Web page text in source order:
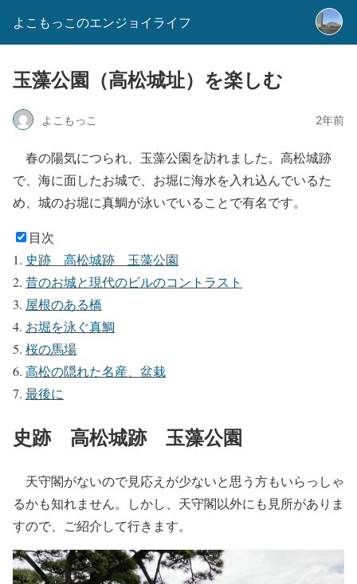
よこもっこのエンジョイライフ
玉藻公園（高松城址）を楽しむ
よこもっこ 2年前
春の陽気につられ、玉藻公園を訪れました。高松城跡
で、海に面したお城で、お堀に海水を入れ込んでいるた
め、城のお堀に真鯛が泳いでいることで有名です。
目次
史跡 高松城跡 玉藻公園
昔のお城と現代のビルのコントラスト
屋根のある橋
お堀を泳ぐ真鯛
桜の馬場
高松の隠れた名産、盆栽
最後に
史跡 高松城跡 玉藻公園
天守閣がないので見応えが少ないと思う方もいらっしゃ
るかも知れません。しかし、天守閣以外にも見所がありま
すので、ご紹介して行きます。